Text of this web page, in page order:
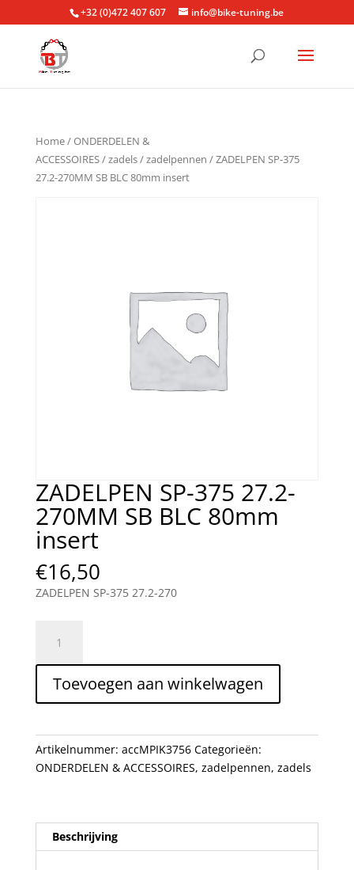
+32 (0)472 407 607 info@bike-tuning.be
Home/ONDERDELEN &
ACCESSOIRES/zadels/zadelpennen / ZADELPEN SP-375
27.2-270MM SB BLC 80mm insert
ZADELPEN SP-375 27.2-
270MM SB BLC 80mm
insert
€16,50
ZADELPEN SP-375 27.2-270
375
27.2-
270MM
BLC
80mm
insert
Toevoegen aan winkelwagen
Artikelnummer: accMPIK3756 Categorieën:
ONDERDELEN & ACCESSOIRES, zadelpennen, zadels
Beschrijving